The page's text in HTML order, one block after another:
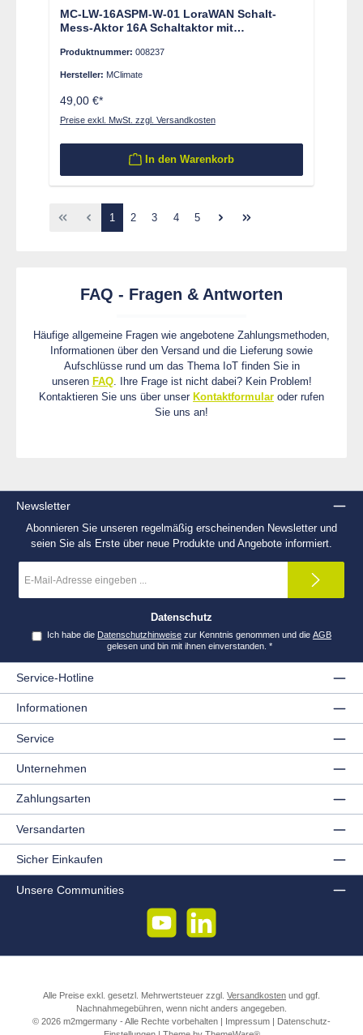
MC-LW-16ASPM-W-01 LoraWAN Schalt-
Mess-Aktor 16A Schaltaktor mit
Produktnummer: 008237
Hersteller: MClimate
49,00 €*
Preise exkl. MwSt. zzgl. Versandkosten
In den Warenkorb
Seite
1 Seite
2 Seite
3 Seite
4 Seite
5
FAQ - Fragen & Antworten
Häufige allgemeine Fragen wie angebotene Zahlungsmethoden,
Informationen über den Versand und die Lieferung sowie
Aufschlüsse rund um das Thema IoT finden Sie in
unseren FAQ. Ihre Frage ist nicht dabei? Kein Problem!
Kontaktieren Sie uns über unser Kontaktformular oder rufen
Sie uns an!
Newsletter
Abonnieren Sie unseren regelmäßig erscheinenden Newsletter und
seien Sie als Erste über neue Produkte und Angebote informiert.
Mail-
*
Datenschutz
Ich habe die Datenschutzhinweisezur Kenntnis genommen und die AGB
gelesen und bin mit ihnen einverstanden. *
Service-Hotline
Informationen
Service
Unternehmen
Zahlungsarten
Versandarten
Sicher Einkaufen
Unsere Communities
YouTube
Alle Preise exkl. gesetzl. Mehrwertsteuer zzgl. Versandkosten und ggf.
Nachnahmegebühren, wenn nicht anders angegeben.
© 2026 m2mgermany - Alle Rechte vorbehalten | Impressum | Datenschutz-